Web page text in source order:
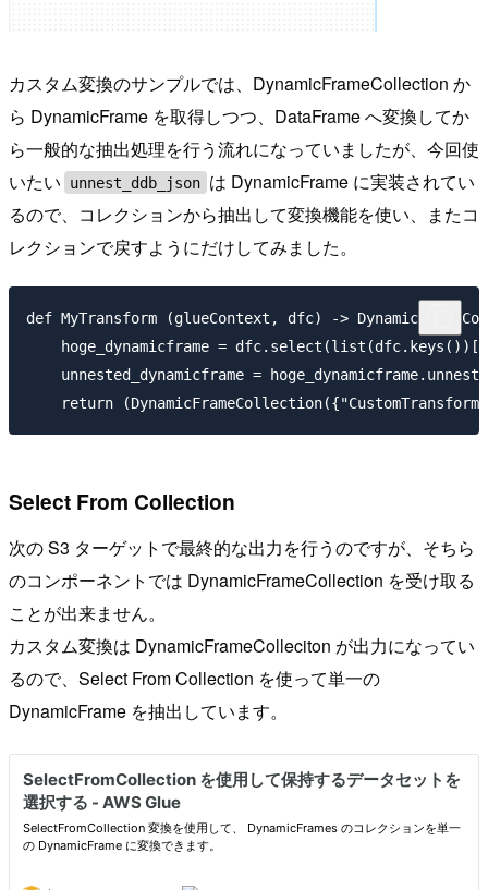
カスタム変換のサンプルでは、DynamicFrameCollection か
ら DynamicFrame を取得しつつ、DataFrame へ変換してか
ら一般的な抽出処理を行う流れになっていましたが、今回使
いたい
unnest_ddb_json は DynamicFrame に実装されてい
るので、コレクションから抽出して変換機能を使い、またコ
レクションで戻すようにだけしてみました。
def MyTransform (glueContext, dfc) ->
hoge_dynamicframe =
unnested_dynamicframe =
Select From Collection
次の S3 ターゲットで最終的な出力を行うのですが、そちら
のコンポーネントでは DynamicFrameCollection を受け取る
ことが出来ません。
カスタム変換は DynamicFrameColleciton が出力になってい
るので、Select From Collection を使って単一の
DynamicFrame を抽出しています。